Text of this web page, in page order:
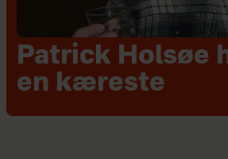
Patrick Holsøe
en kæreste